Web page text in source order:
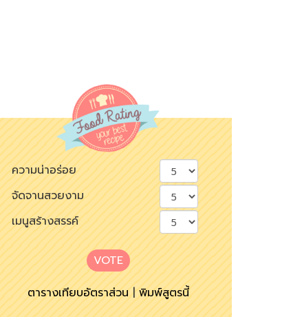
ความน่าอร่อย
จัดจานสวยงาม
เมนูสร้างสรรค์
VOTE
ตารางเทียบอัตราส่วน|พิมพ์สูตรนี้